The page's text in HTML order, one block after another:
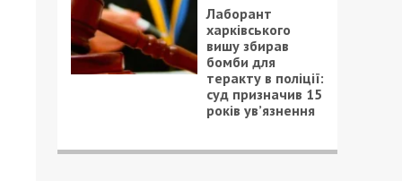
Лаборант
харківського
вишу збирав
бомби для
теракту в поліції:
суд призначив 15
років ув’язнення